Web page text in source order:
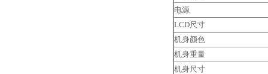
电源
LCD尺寸
机身颜色
机身重量
机身尺寸